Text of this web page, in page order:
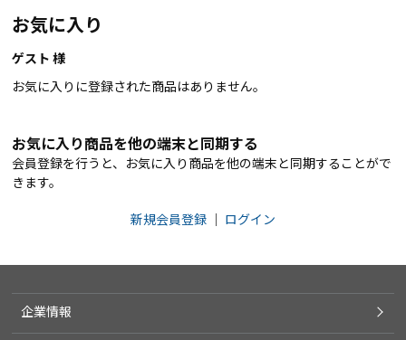
お気に入り
ゲスト 様
お気に入りに登録された商品はありません。
お気に入り商品を他の端末と同期する
会員登録を行うと、お気に入り商品を他の端末と同期することがで
きます。
新規会員登録 ｜ ログイン
企業情報